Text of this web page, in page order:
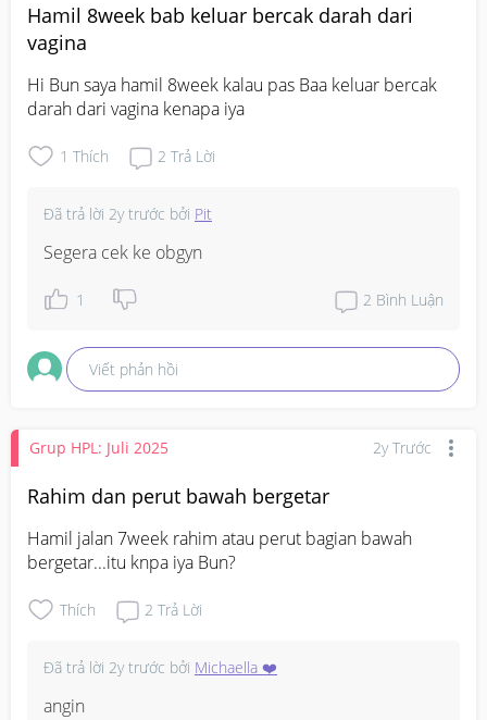
Hamil 8week bab keluar bercak darah dari
vagina
Hi Bun saya hamil 8week kalau pas Baa keluar bercak
darah dari vagina kenapa iya
1 Thích 2 Trả Lời
Đã trả lời 2y trước bởi Pit
Segera cek ke obgyn
1 2 Bình Luận
Viết phản hồi
Grup HPL: Juli 2025 2y Trước
Rahim dan perut bawah bergetar
Hamil jalan 7week rahim atau perut bagian bawah
bergetar...itu knpa iya Bun?
Thích 2 Trả Lời
Đã trả lời 2y trước bởi Michaella ❤️
angin